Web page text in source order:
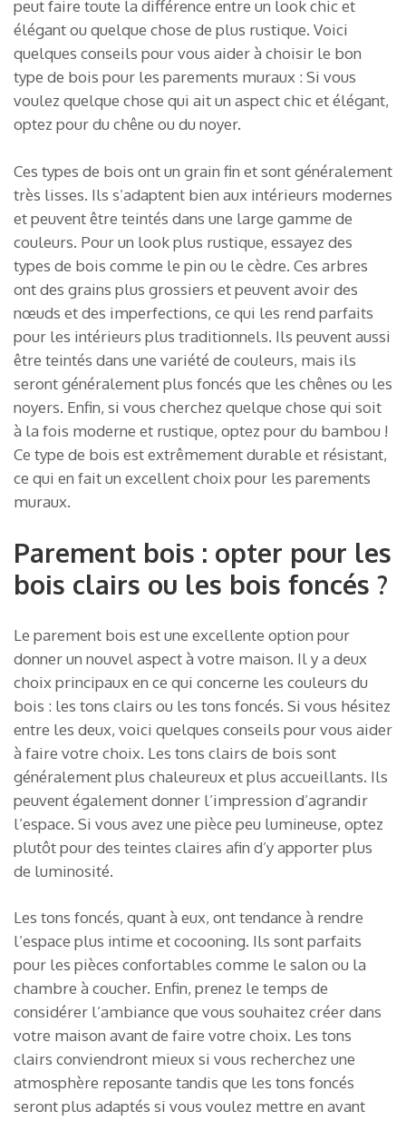
peut faire toute la différence entre un look chic et
élégant ou quelque chose de plus rustique. Voici
quelques conseils pour vous aider à choisir le bon
type de bois pour les parements muraux : Si vous
voulez quelque chose qui ait un aspect chic et élégant,
optez pour du chêne ou du noyer.
Ces types de bois ont un grain fin et sont généralement
très lisses. Ils s’adaptent bien aux intérieurs modernes
et peuvent être teintés dans une large gamme de
couleurs. Pour un look plus rustique, essayez des
types de bois comme le pin ou le cèdre. Ces arbres
ont des grains plus grossiers et peuvent avoir des
nœuds et des imperfections, ce qui les rend parfaits
pour les intérieurs plus traditionnels. Ils peuvent aussi
être teintés dans une variété de couleurs, mais ils
seront généralement plus foncés que les chênes ou les
noyers. Enfin, si vous cherchez quelque chose qui soit
à la fois moderne et rustique, optez pour du bambou !
Ce type de bois est extrêmement durable et résistant,
ce qui en fait un excellent choix pour les parements
muraux.
Parement bois : opter pour les
bois clairs ou les bois foncés ?
Le parement bois est une excellente option pour
donner un nouvel aspect à votre maison. Il y a deux
choix principaux en ce qui concerne les couleurs du
bois : les tons clairs ou les tons foncés. Si vous hésitez
entre les deux, voici quelques conseils pour vous aider
à faire votre choix. Les tons clairs de bois sont
généralement plus chaleureux et plus accueillants. Ils
peuvent également donner l’impression d’agrandir
l’espace. Si vous avez une pièce peu lumineuse, optez
plutôt pour des teintes claires afin d’y apporter plus
de luminosité.
Les tons foncés, quant à eux, ont tendance à rendre
l’espace plus intime et cocooning. Ils sont parfaits
pour les pièces confortables comme le salon ou la
chambre à coucher. Enfin, prenez le temps de
considérer l’ambiance que vous souhaitez créer dans
votre maison avant de faire votre choix. Les tons
clairs conviendront mieux si vous recherchez une
atmosphère reposante tandis que les tons foncés
seront plus adaptés si vous voulez mettre en avant